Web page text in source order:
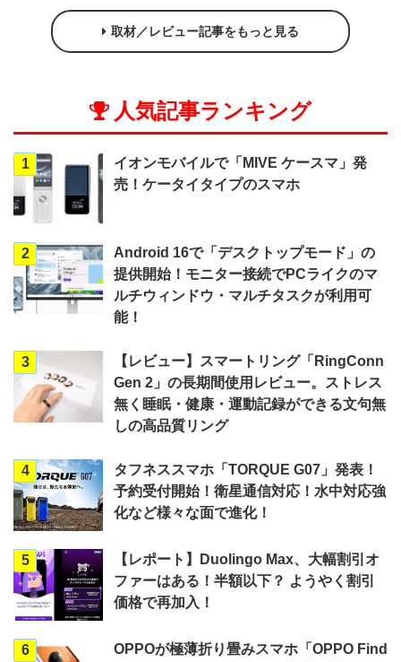
取材／レビュー記事をもっと見る
人気記事ランキング
1
イオンモバイルで「MIVE ケースマ」発
売！ケータイタイプのスマホ
2
Android 16で「デスクトップモード」の
提供開始！モニター接続でPCライクのマ
ルチウィンドウ・マルチタスクが利用可
能！
3
【レビュー】スマートリング「RingConn
Gen 2」の長期間使用レビュー。ストレス
無く睡眠・健康・運動記録ができる文句無
しの高品質リング
4
タフネススマホ「TORQUE G07」発表！
予約受付開始！衛星通信対応！水中対応強
化など様々な面で進化！
5
【レポート】Duolingo Max、大幅割引オ
ファーはある！半額以下？ ようやく割引
価格で再加入！
6
OPPOが極薄折り畳みスマホ「OPPO Find